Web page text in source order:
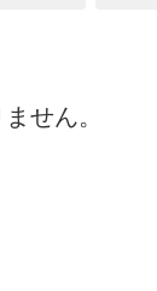
せん。